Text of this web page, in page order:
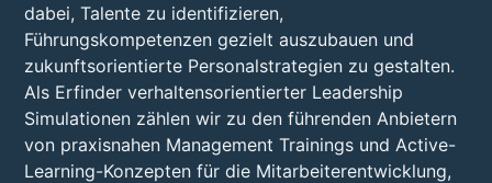
dabei, Talente zu identifizieren,
Führungskompetenzen gezielt auszubauen und
zukunftsorientierte Personalstrategien zu gestalten.
Als Erfinder verhaltensorientierter Leadership
Simulationen zählen wir zu den führenden Anbietern
von praxisnahen Management Trainings und Active-
Learning-Konzepten für die Mitarbeiterentwicklung,